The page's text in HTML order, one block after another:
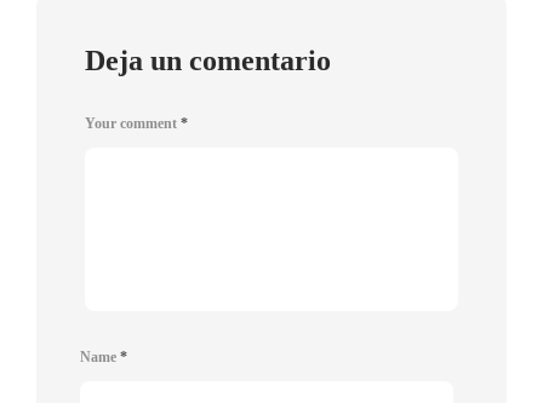
Deja un comentario
Your comment *
Name *